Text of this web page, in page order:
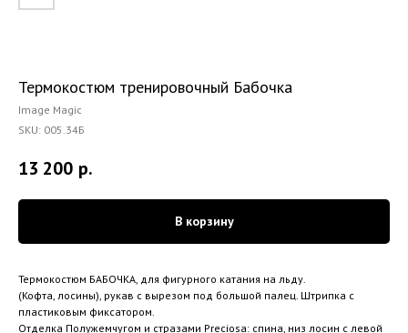
Термокостюм тренировочный Бабочка
Image Magic
SKU: 005.34Б
13 200 р.
В корзину
Термокостюм БАБОЧКА, для фигурного катания на льду.
(Кофта, лосины), рукав с вырезом под большой палец. Штрипка с
пластиковым фиксатором.
Отделка Полужемчугом и стразами Preciosa: спина, низ лосин с левой